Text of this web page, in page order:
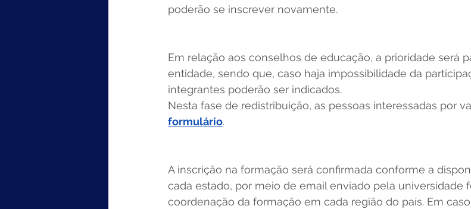
poderão se inscrever novamente.
Em relação aos conselhos de educação, a prioridade será
entidade, sendo que, caso haja impossibilidade da
integrantes poderão ser indicados.
Nesta fase de redistribuição, as pessoas interessadas por
formulário.
A inscrição na formação será confirmada conforme a
cada estado, por meio de email enviado pela universidade
coordenação da formação em cada região do país. Em